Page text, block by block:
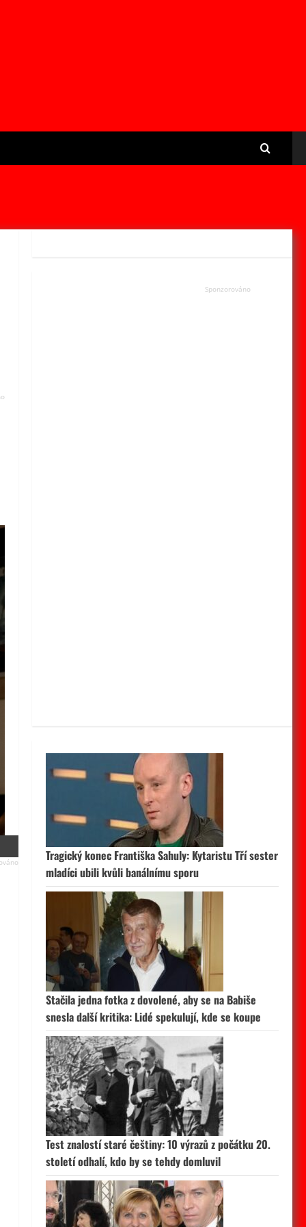
Tragický konec Františka Sahuly: Kytaristu Tří sester
mladíci ubili kvůli banálnímu sporu
Stačila jedna fotka z dovolené, aby se na Babiše
snesla další kritika: Lidé spekulují, kde se koupe
Test znalostí staré češtiny: 10 výrazů z počátku 20.
století odhalí, kdo by se tehdy domluvil